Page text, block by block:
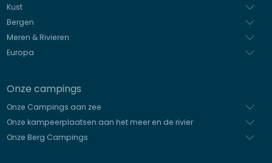
Kust
Bergen
Meren & Rivieren
Europa
Onze campings
Onze Campings aan zee
Onze kampeerplaatsen aan het meer en de rivier
Onze Berg Campings